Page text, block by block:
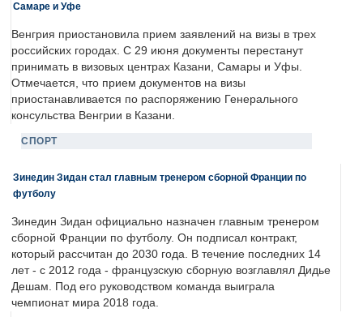
Самаре и Уфе
Венгрия приостановила прием заявлений на визы в трех
российских городах. С 29 июня документы перестанут
принимать в визовых центрах Казани, Самары и Уфы.
Отмечается, что прием документов на визы
приостанавливается по распоряжению Генерального
консульства Венгрии в Казани.
СПОРТ
Зинедин Зидан стал главным тренером сборной Франции по
футболу
Зинедин Зидан официально назначен главным тренером
сборной Франции по футболу. Он подписал контракт,
который рассчитан до 2030 года. В течение последних 14
лет - с 2012 года - французскую сборную возглавлял Дидье
Дешам. Под его руководством команда выиграла
чемпионат мира 2018 года.